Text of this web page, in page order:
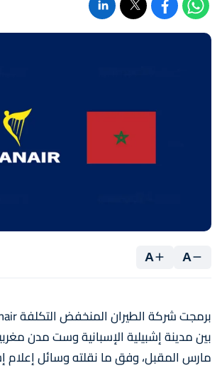
A
A
بين مدينة إشبيلية الإسبانية وست مدن
مارس المقبل، وفق ما نقلته وسائل إعلام